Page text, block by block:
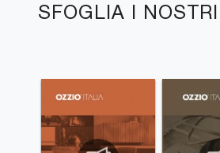
SFOGLIA I